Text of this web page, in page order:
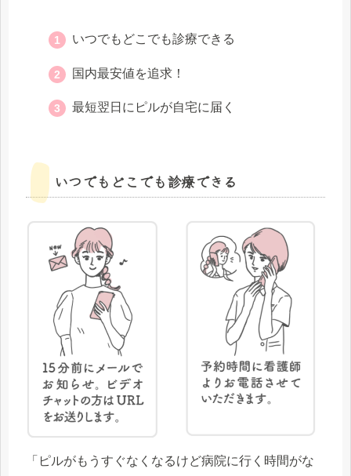
いつでもどこでも診療できる
国内最安値を追求！
最短翌日にピルが自宅に届く
いつでもどこでも診療できる
「ピルがもうすぐなくなるけど病院に行く時間がな